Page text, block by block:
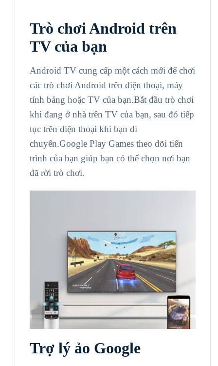
Trò chơi Android trên
TV của bạn
Android TV cung cấp một cách mới để chơi
các trò chơi Android trên điện thoại, máy
tính bảng hoặc TV của bạn.Bắt đầu trò chơi
khi đang ở nhà trên TV của bạn, sau đó tiếp
tục trên điện thoại khi bạn di
chuyển.Google Play Games theo dõi tiến
trình của bạn giúp bạn có thể chọn nơi bạn
đã rời trò chơi.
Trợ lý ảo Google